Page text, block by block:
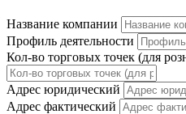
Название компании
Профиль деятельности
Кол-во торговых точек (для
Адрес юридический
Адрес фактический